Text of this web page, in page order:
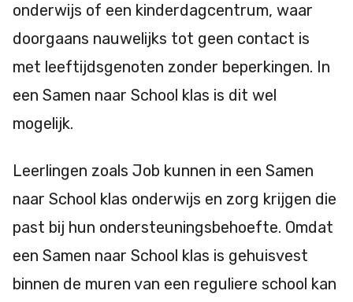
onderwijs of een kinderdagcentrum, waar
doorgaans nauwelijks tot geen contact is
met leeftijdsgenoten zonder beperkingen. In
een Samen naar School klas is dit wel
mogelijk.
Leerlingen zoals Job kunnen in een Samen
naar School klas onderwijs en zorg krijgen die
past bij hun ondersteuningsbehoefte. Omdat
een Samen naar School klas is gehuisvest
binnen de muren van een reguliere school kan